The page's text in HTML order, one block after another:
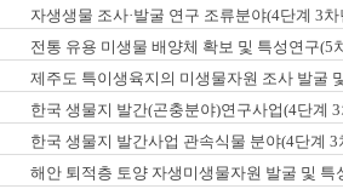
자생생물 조사·발굴 연구 조류분야(4단계 3
전통 유용 미생물 배양체 확보 및 특성연구(5
제주도 특이생육지의 미생물자원 조사 발굴
한국 생물지 발간(곤충분야)연구사업(4단계
한국 생물지 발간사업 관속식물 분야(4단계 3
해안 퇴적층 토양 자생미생물자원 발굴 및 특